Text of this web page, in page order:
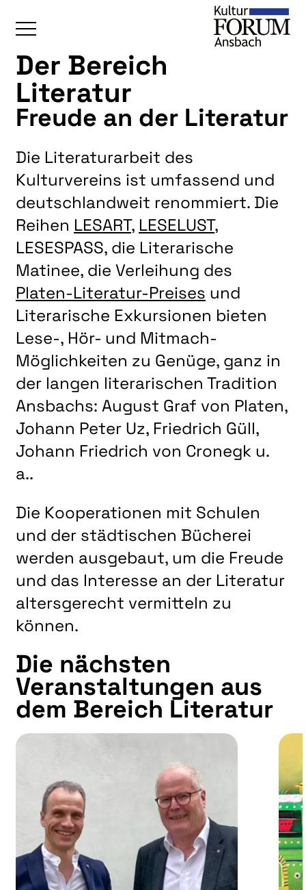
ÜBERSICHT
KALENDER
UNSERE BEREICHE
BAUKULTUR
BILDENDE KUNST
FOTOGRUPPE
INTERKULTUR
JUNGE KUNSTSCHULE
KUNSTREISEN
LITERATUR
MUSIK
NATUR & STRUKTUR
ÜBER UNS
DER VEREIN
KUNSTHAUS R3
UNSERE MITGLIEDER
UNSERE KÜNSTLER*INNEN
VERANSTALTUNGEN UNSERER MITGLIEDER
BEFREUNDETE KUNSTVEREINE
Der Bereich
Literatur
Freude an der Literatur
Die Literaturarbeit des
Kulturvereins ist umfassend und
deutschlandweit renommiert. Die
Reihen LESART, LESELUST,
LESESPASS, die Literarische
Matinee, die Verleihung des
Platen-Literatur-Preises und
Literarische Exkursionen bieten
Lese-, Hör- und Mitmach-
Möglichkeiten zu Genüge, ganz in
der langen literarischen Tradition
Ansbachs: August Graf von Platen,
Johann Peter Uz, Friedrich Güll,
Johann Friedrich von Cronegk u.
a..
Die Kooperationen mit Schulen
und der städtischen Bücherei
werden ausgebaut, um die Freude
und das Interesse an der Literatur
altersgerecht vermitteln zu
können.
Die nächsten
Veranstaltungen aus
dem Bereich Literatur